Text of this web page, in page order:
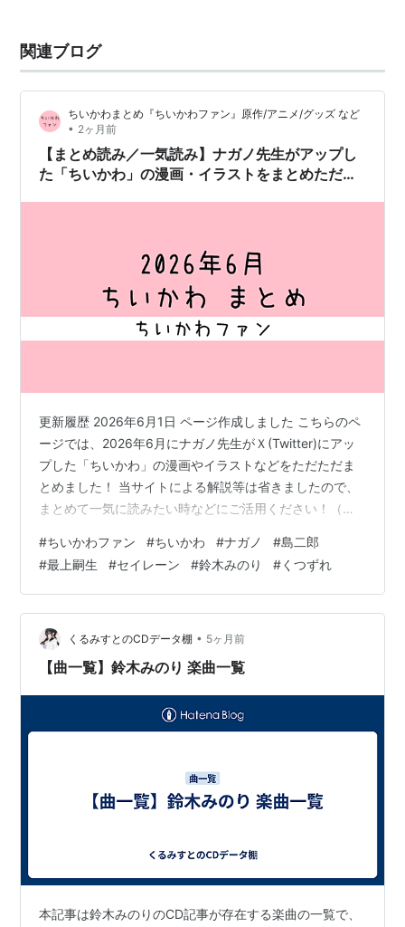
関連ブログ
ちいかわまとめ『ちいかわファン』原作/アニメ/グッズ など
• 2ヶ月前
【まとめ読み／一気読み】ナガノ先生がアップし
た「ちいかわ」の漫画・イラストをまとめただけ
更新履歴 2026年6月1日 ページ作成しました こちらのペ
ージでは、2026年6月にナガノ先生がＸ(Twitter)にアッ
プした「ちいかわ」の漫画やイラストなどをただただま
とめました！ 当サイトによる解説等は省きましたので、
まとめて一気に読みたい時などにご活用ください！（ま
ーン キャスト発表） 👞（「くつずれ」） 日付が古いも
のから順番に並べています 🏝（島二郎・セイレーン キャ
スト発表） 🏝 pic.twitter.com/ZaV5FZkKf3 — ちいかわ
💫アニメ火金 (@ngnchiikawa) 2026年6月1日 👞（「く
つずれ」）…
#ちいかわファン #ちいかわ #ナガノ #島二郎
#最上嗣生 #セイレーン #鈴木みのり #くつずれ
くるみすとのCDデータ棚 • 5ヶ月前
【曲一覧】鈴木みのり 楽曲一覧
本記事は鈴木みのりのCD記事が存在する楽曲の一覧で、